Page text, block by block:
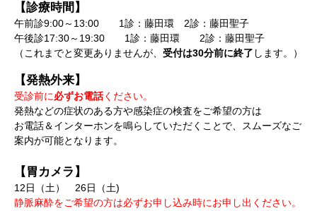
【診療時間】
午前診9:00～13:00 1診：藤田環 2診：藤田聖子
午後診17:30～19:30 1診：藤田環 2診：藤田聖子
（これまでと変更ありませんが、 受付は30分前に終了 します。）
【発熱外来】
受診前に必ずお電話ください。
発熱などの症状のある方や感染症の検査をご希望の方は
お電話＆インターホンを鳴らしていただくことで、スムーズなご
案内が可能となります。
【胃カメラ】
12日（土） 26日（土)
静脈麻酔をご希望の方は必ずお申し込み時にお申し出ください。